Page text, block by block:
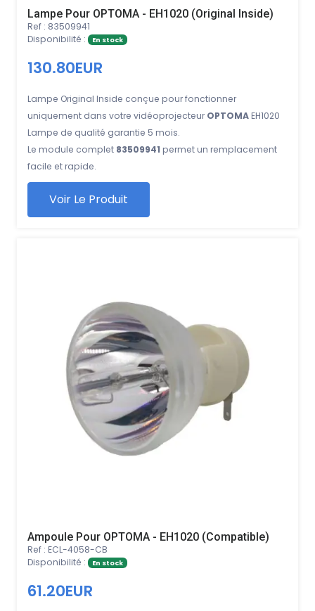
Lampe Pour OPTOMA - EH1020 (Original Inside)
Ref : 83509941
Disponibilité :
En stock
130.80EUR
Lampe Original Inside conçue pour fonctionner
uniquement dans votre vidéoprojecteur OPTOMAEH1020
Lampe de qualité garantie 5 mois.
Le module complet 83509941 permet un remplacement
facile et rapide.
Voir Le Produit
Ampoule Pour OPTOMA - EH1020 (Compatible)
Ref : ECL-4058-CB
Disponibilité :
En stock
61.20EUR